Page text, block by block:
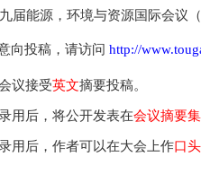
届能源，环境与资源国际会议
向投稿，请访问 http://
议接受英文摘要投稿。
用后，将公开发表在会议摘要
用后，作者可以在大会上作口